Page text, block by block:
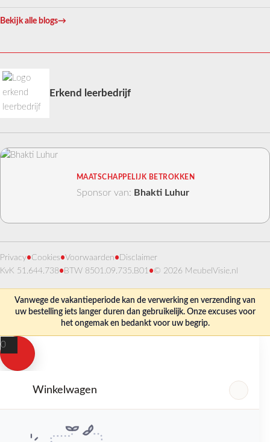
Bekijk alle blogs→
Erkend leerbedrijf
MAATSCHAPPELIJK BETROKKEN
Sponsor van: Bhakti Luhur
Privacy•Cookies•Voorwaarden• Disclaimer
KvK 51.644.738• BTW 8501.09.735.B01•© 2026 MeubelVisie.nl
Vanwege de vakantieperiode kan de verwerking en verzending van
uw bestelling iets langer duren dan gebruikelijk. Onze excuses voor
het ongemak en bedankt voor uw begrip.
0
Winkelwagen